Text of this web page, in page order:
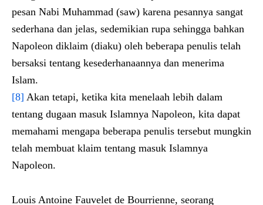
pesan Nabi Muhammad (saw) karena pesannya sangat
sederhana dan jelas, sedemikian rupa sehingga bahkan
Napoleon diklaim (diaku) oleh beberapa penulis telah
bersaksi tentang kesederhanaannya dan menerima
Islam.
[8] Akan tetapi, ketika kita menelaah lebih dalam
tentang dugaan masuk Islamnya Napoleon, kita dapat
memahami mengapa beberapa penulis tersebut mungkin
telah membuat klaim tentang masuk Islamnya
Napoleon.
Louis Antoine Fauvelet de Bourrienne, seorang